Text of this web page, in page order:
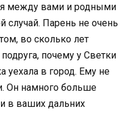
между вами и родными
случай. Парень не очень
во сколько лет
почему у Светки
уехала в город. Ему не
Он намного больше
в ваших дальних